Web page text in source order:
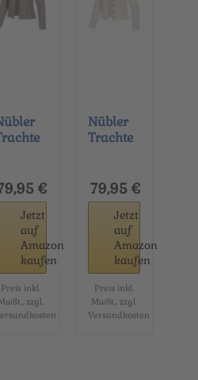
€
Jetzt
auf
Amazon
kaufen
Preis inkl.
zzgl.
Nübler
Trachte
ke
Damen
79,95 €
Jetzt
auf
Amazon
kaufen
Preis inkl.
MwSt., zzgl.
Versandkosten